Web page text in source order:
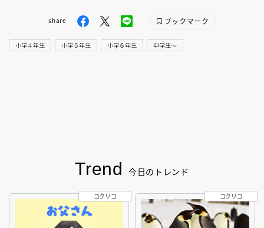
share ブックマーク
小学４年生 小学５年生 小学６年生 中学生〜
Trend 今日のトレンド
コクリコ コクリコ